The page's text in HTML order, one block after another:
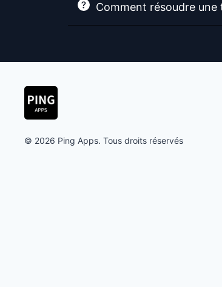
Comment résoudre
© 2026 Ping Apps. Tous droits réservés